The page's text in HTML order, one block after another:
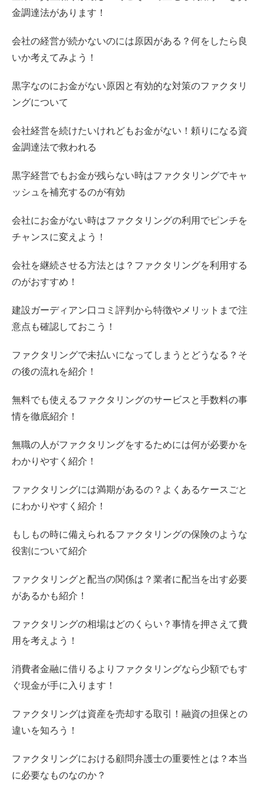
金調達法があります！
会社の経営が続かないのには原因がある？何をしたら良
いか考えてみよう！
黒字なのにお金がない原因と有効的な対策のファクタリ
ングについて
会社経営を続けたいけれどもお金がない！頼りになる資
金調達法で救われる
黒字経営でもお金が残らない時はファクタリングでキャ
ッシュを補充するのが有効
会社にお金がない時はファクタリングの利用でピンチを
チャンスに変えよう！
会社を継続させる方法とは？ファクタリングを利用する
のがおすすめ！
建設ガーディアン口コミ評判から特徴やメリットまで注
意点も確認しておこう！
ファクタリングで未払いになってしまうとどうなる？そ
の後の流れを紹介！
無料でも使えるファクタリングのサービスと手数料の事
情を徹底紹介！
無職の人がファクタリングをするためには何が必要かを
わかりやすく紹介！
ファクタリングには満期があるの？よくあるケースごと
にわかりやすく紹介！
もしもの時に備えられるファクタリングの保険のような
役割について紹介
ファクタリングと配当の関係は？業者に配当を出す必要
があるかも紹介！
ファクタリングの相場はどのくらい？事情を押さえて費
用を考えよう！
消費者金融に借りるよりファクタリングなら少額でもす
ぐ現金が手に入ります！
ファクタリングは資産を売却する取引！融資の担保との
違いを知ろう！
ファクタリングにおける顧問弁護士の重要性とは？本当
に必要なものなのか？